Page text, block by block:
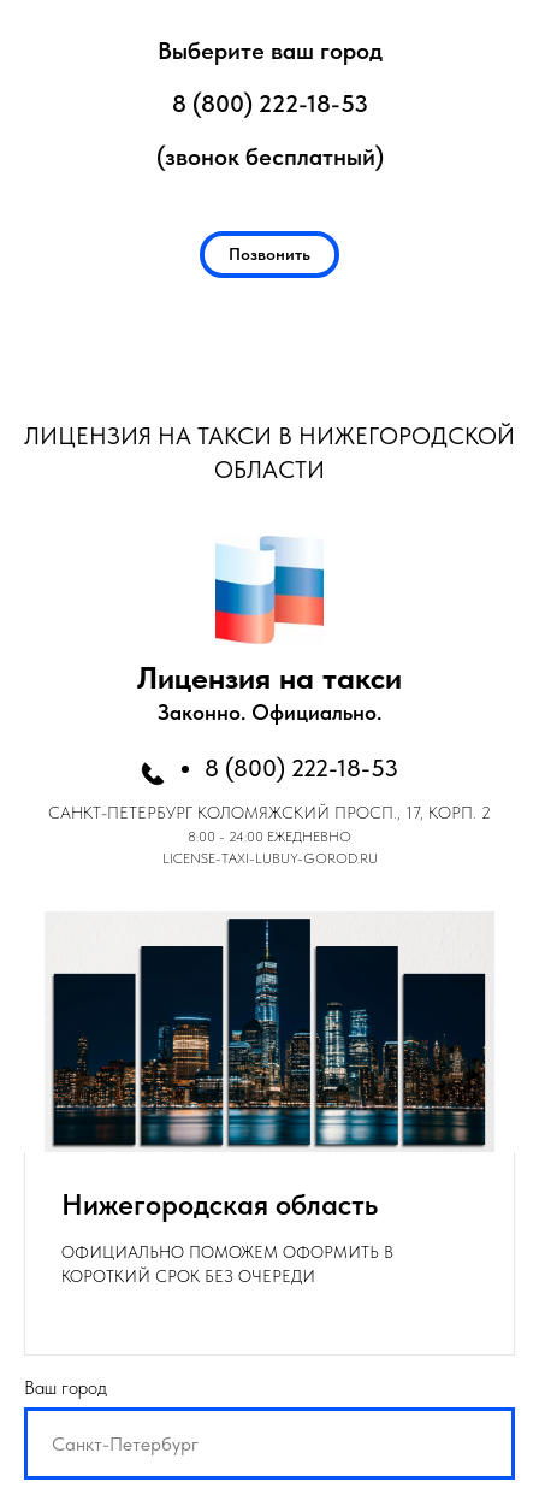
Выберите ваш город
8 (800) 222-18-53
(звонок бесплатный)
Позвонить
ЛИЦЕНЗИЯ НА ТАКСИ В НИЖЕГОРОДСКОЙ
ОБЛАСТИ
Лицензия на такси
Законно. Официально.
8 (800) 222-18-53
САНКТ-ПЕТЕРБУРГ КОЛОМЯЖСКИЙ ПРОСП., 17, КОРП. 2
8:00 - 24:00 ЕЖЕДНЕВНО
LICENSE-TAXI-LUBUY-GOROD.RU
Нижегородская область
ОФИЦИАЛЬНО ПОМОЖЕМ ОФОРМИТЬ В
КОРОТКИЙ СРОК БЕЗ ОЧЕРЕДИ
Ваш город